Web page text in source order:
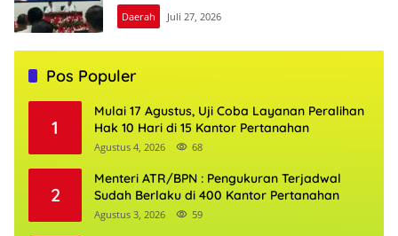
Daerah Juli 27, 2026
Pos Populer
1
Mulai 17 Agustus, Uji Coba Layanan Peralihan
Hak 10 Hari di 15 Kantor Pertanahan
Agustus 4, 2026 68
2
Menteri ATR/BPN : Pengukuran Terjadwal
Sudah Berlaku di 400 Kantor Pertanahan
Agustus 3, 2026 59